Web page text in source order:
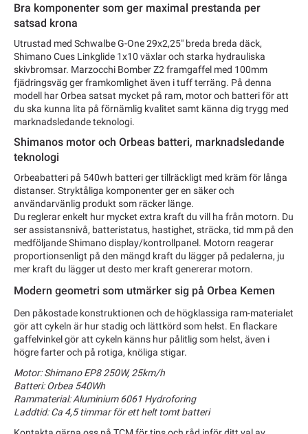
Bra komponenter som ger maximal prestanda per
satsad krona
Utrustad med Schwalbe G-One 29x2,25" breda breda däck,
Shimano Cues Linkglide 1x10 växlar och starka hydrauliska
skivbromsar. Marzocchi Bomber Z2 framgaffel med 100mm
fjädringsväg ger framkomlighet även i tuff terräng. På denna
modell har Orbea satsat mycket på ram, motor och batteri för att
du ska kunna lita på förnämlig kvalitet samt känna dig trygg med
marknadsledande teknologi.
Shimanos motor och Orbeas batteri, marknadsledande
teknologi
Orbeabatteri på 540wh batteri ger tillräckligt med kräm för långa
distanser. Stryktåliga komponenter ger en säker och
användarvänlig produkt som räcker länge.
Du reglerar enkelt hur mycket extra kraft du vill ha från motorn. Du
ser assistansnivå, batteristatus, hastighet, sträcka, tid mm på den
medföljande Shimano display/kontrollpanel. Motorn reagerar
proportionsenligt på den mängd kraft du lägger på pedalerna, ju
mer kraft du lägger ut desto mer kraft genererar motorn.
Modern geometri som utmärker sig på Orbea Kemen
Den påkostade konstruktionen och de högklassiga ram-materialet
gör att cykeln är hur stadig och lättkörd som helst. En flackare
gaffelvinkel gör att cykeln känns hur pålitlig som helst, även i
högre farter och på rotiga, knöliga stigar.
Motor: Shimano EP8 250W, 25km/h
Batteri: Orbea 540Wh
Rammaterial: Aluminium 6061 Hydroforing
Laddtid: Ca 4,5 timmar för ett helt tomt batteri